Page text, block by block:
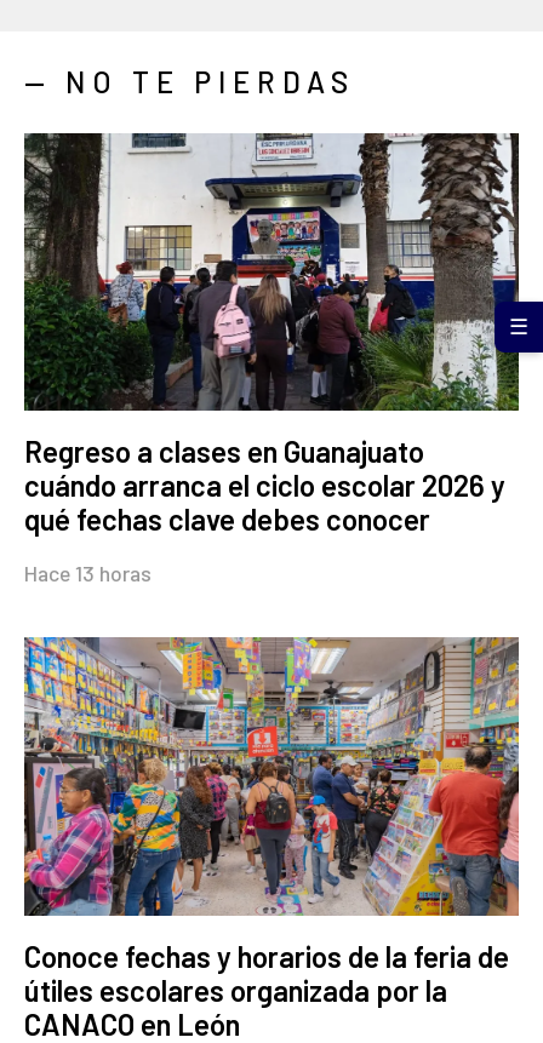
— NO TE PIERDAS
Regreso a clases en Guanajuato
cuándo arranca el ciclo escolar 2026 y
qué fechas clave debes conocer
Hace 13 horas
Conoce fechas y horarios de la feria de
útiles escolares organizada por la
CANACO en León
☰